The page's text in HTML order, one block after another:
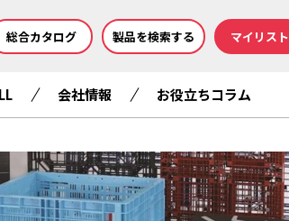
総合カタログ 製品を検索する マイリスト
会社情報 お役立ちコラム